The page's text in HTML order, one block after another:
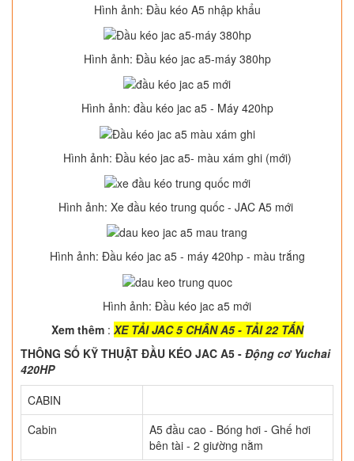
Hình ảnh: Đầu kéo A5 nhập khẩu
Hình ảnh: Đầu kéo jac a5-máy 380hp
Hình ảnh: đầu kéo jac a5 - Máy 420hp
Hình ảnh: Đầu kéo jac a5- màu xám ghi (mới)
Hình ảnh: Xe đầu kéo trung quốc - JAC A5 mới
Hình ảnh: Đầu kéo jac a5 - máy 420hp - màu trắng
Hình ảnh: Đầu kéo jac a5 mới
Xem thêm: XE TẢI JAC 5 CHÂN A5 - TẢI 22 TẤN
THÔNG SỐ KỸ THUẬT ĐẦU KÉO JAC A5 - Động cơ Yuchai
420HP
CABIN
Cabin
A5 đầu cao - Bóng hơi - Ghế hơi
bên tài - 2 giường nằm